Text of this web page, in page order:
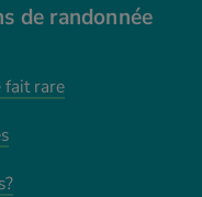
de randonnée
fait rare